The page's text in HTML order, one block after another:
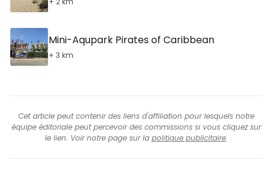
Mini-Aqupark Pirates of Caribbean
+ 3 km
Cet article peut contenir des liens d'affiliation pour lesquels notre
équipe éditoriale peut percevoir des commissions si vous cliquez sur
le lien. Voir notre page sur la politique publicitaire.